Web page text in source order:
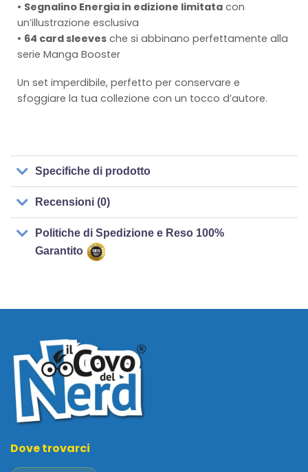
• Segnalino Energia in edizione limitata con
un’illustrazione esclusiva
• 64 card sleeves che si abbinano perfettamente alla
serie Manga Booster
Un set imperdibile, perfetto per conservare e
sfoggiare la tua collezione con un tocco d’autore.
Specifiche di prodotto
Recensioni (0)
Politiche di Spedizione e Reso 100%
Garantito
Dove trovarci